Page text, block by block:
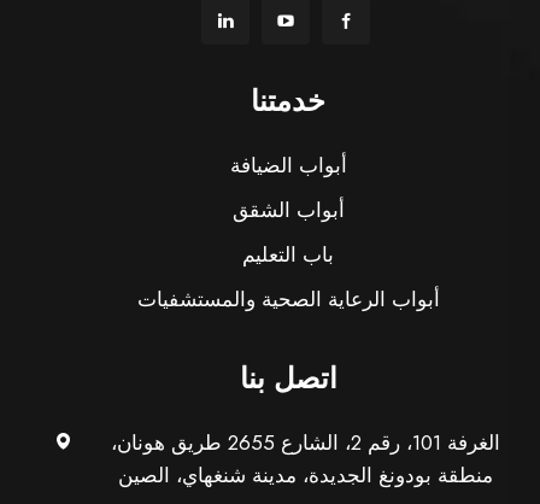
خدمتنا
أبواب الضيافة
أبواب الشقق
باب التعليم
أبواب الرعاية الصحية والمستشفيات
اتصل بنا
الغرفة 101، رقم 2، الشارع 2655 طريق هونان،
منطقة بودونغ الجديدة، مدينة شنغهاي، الصين